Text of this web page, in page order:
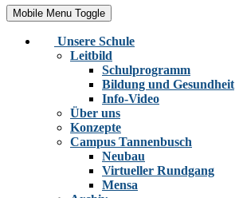
Mobile Menu Toggle
Unsere Schule
Leitbild
Schulprogramm
Bildung und Gesundheit
Info-Video
Über uns
Konzepte
Campus Tannenbusch
Neubau
Virtueller Rundgang
Mensa